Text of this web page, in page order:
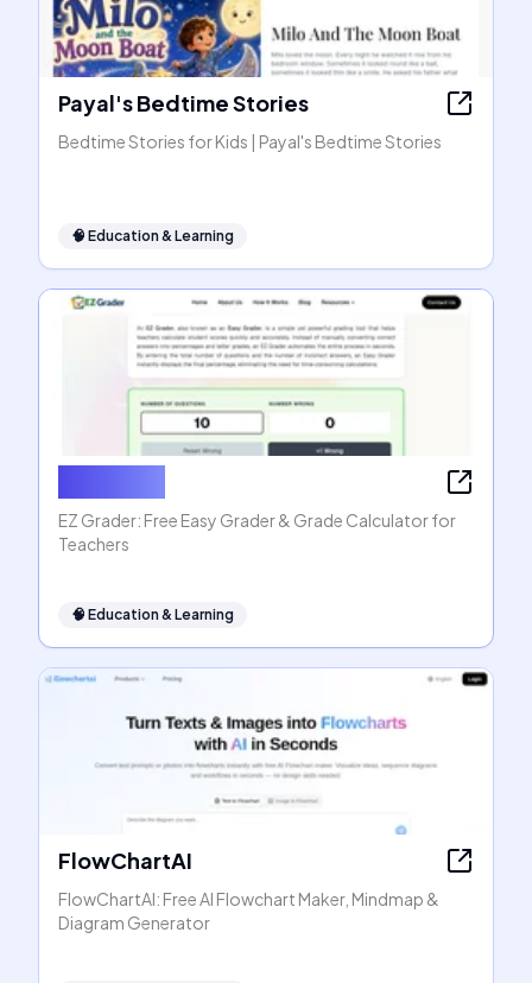
Payal's Bedtime Stories
Bedtime Stories for Kids | Payal's Bedtime Stories
🧠 Education & Learning
EZ Grader: Free Easy Grader & Grade Calculator for
Teachers
🧠 Education & Learning
FlowChartAI
FlowChartAI: Free AI Flowchart Maker, Mindmap &
Diagram Generator